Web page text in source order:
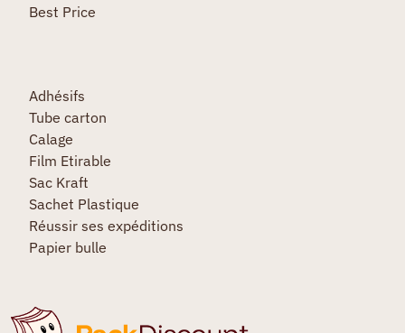
Best Price
Adhésifs
Tube carton
Calage
Film Etirable
Sac Kraft
Sachet Plastique
Réussir ses expéditions
Papier bulle